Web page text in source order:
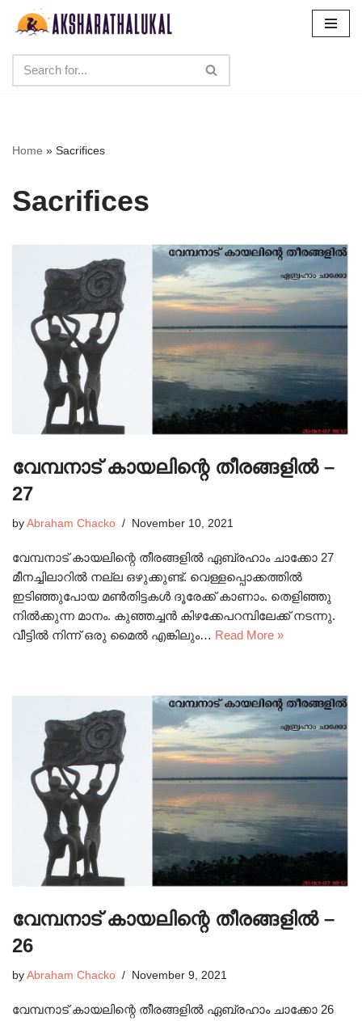
content
Home » Sacrifices
Sacrifices
വേമ്പനാട് കായലിന്റെ തീരങ്ങളിൽ –
27
by Abraham Chacko November 10, 2021
വേമ്പനാട് കായലിന്റെ തീരങ്ങളിൽ ഏബ്രഹാം ചാക്കോ 27
മീനച്ചിലാറിൽ നല്ല ഒഴുക്കുണ്ട്. വെള്ളപ്പൊക്കത്തിൽ
ഇടിഞ്ഞുപോയ മൺതിട്ടകൾ ദൂരേക്ക്‌ കാണാം. തെളിഞ്ഞു
നിൽക്കുന്ന മാനം. കുഞ്ഞച്ചൻ കിഴക്കേപറമ്പിലേക്ക് നടന്നു.
വീട്ടിൽ നിന്ന് ഒരു മൈൽ എങ്കിലും… Read More »
വേമ്പനാട് കായലിന്റെ തീരങ്ങളിൽ –
26
by Abraham Chacko November 9, 2021
വേമ്പനാട് കായലിന്റെ തീരങ്ങളിൽ ഏബ്രഹാം ചാക്കോ 26